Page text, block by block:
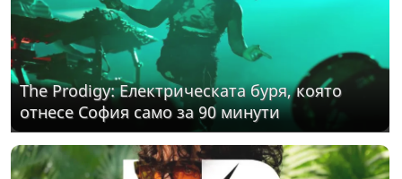
The Prodigy: Електрическата буря, която
отнесе София само за 90 минути